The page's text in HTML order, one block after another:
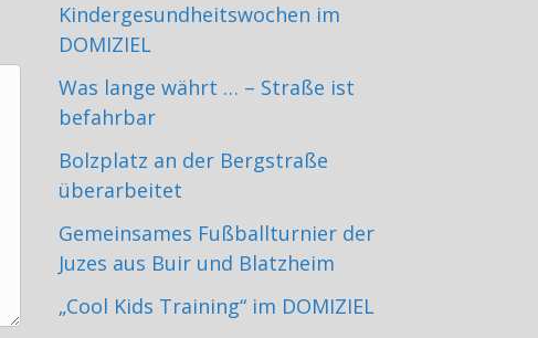
Kindergesundheitswochen im
DOMIZIEL
Was lange währt … – Straße ist
befahrbar
Bolzplatz an der Bergstraße
überarbeitet
Gemeinsames Fußballturnier der
Juzes aus Buir und Blatzheim
„Cool Kids Training“ im DOMIZIEL